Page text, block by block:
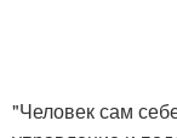
"Человек сам